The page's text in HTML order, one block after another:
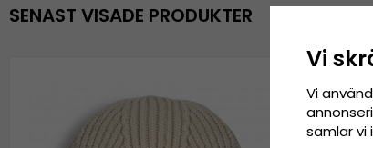
SENAST VISADE PRODUKTER
Vi
Vi
samlar vi